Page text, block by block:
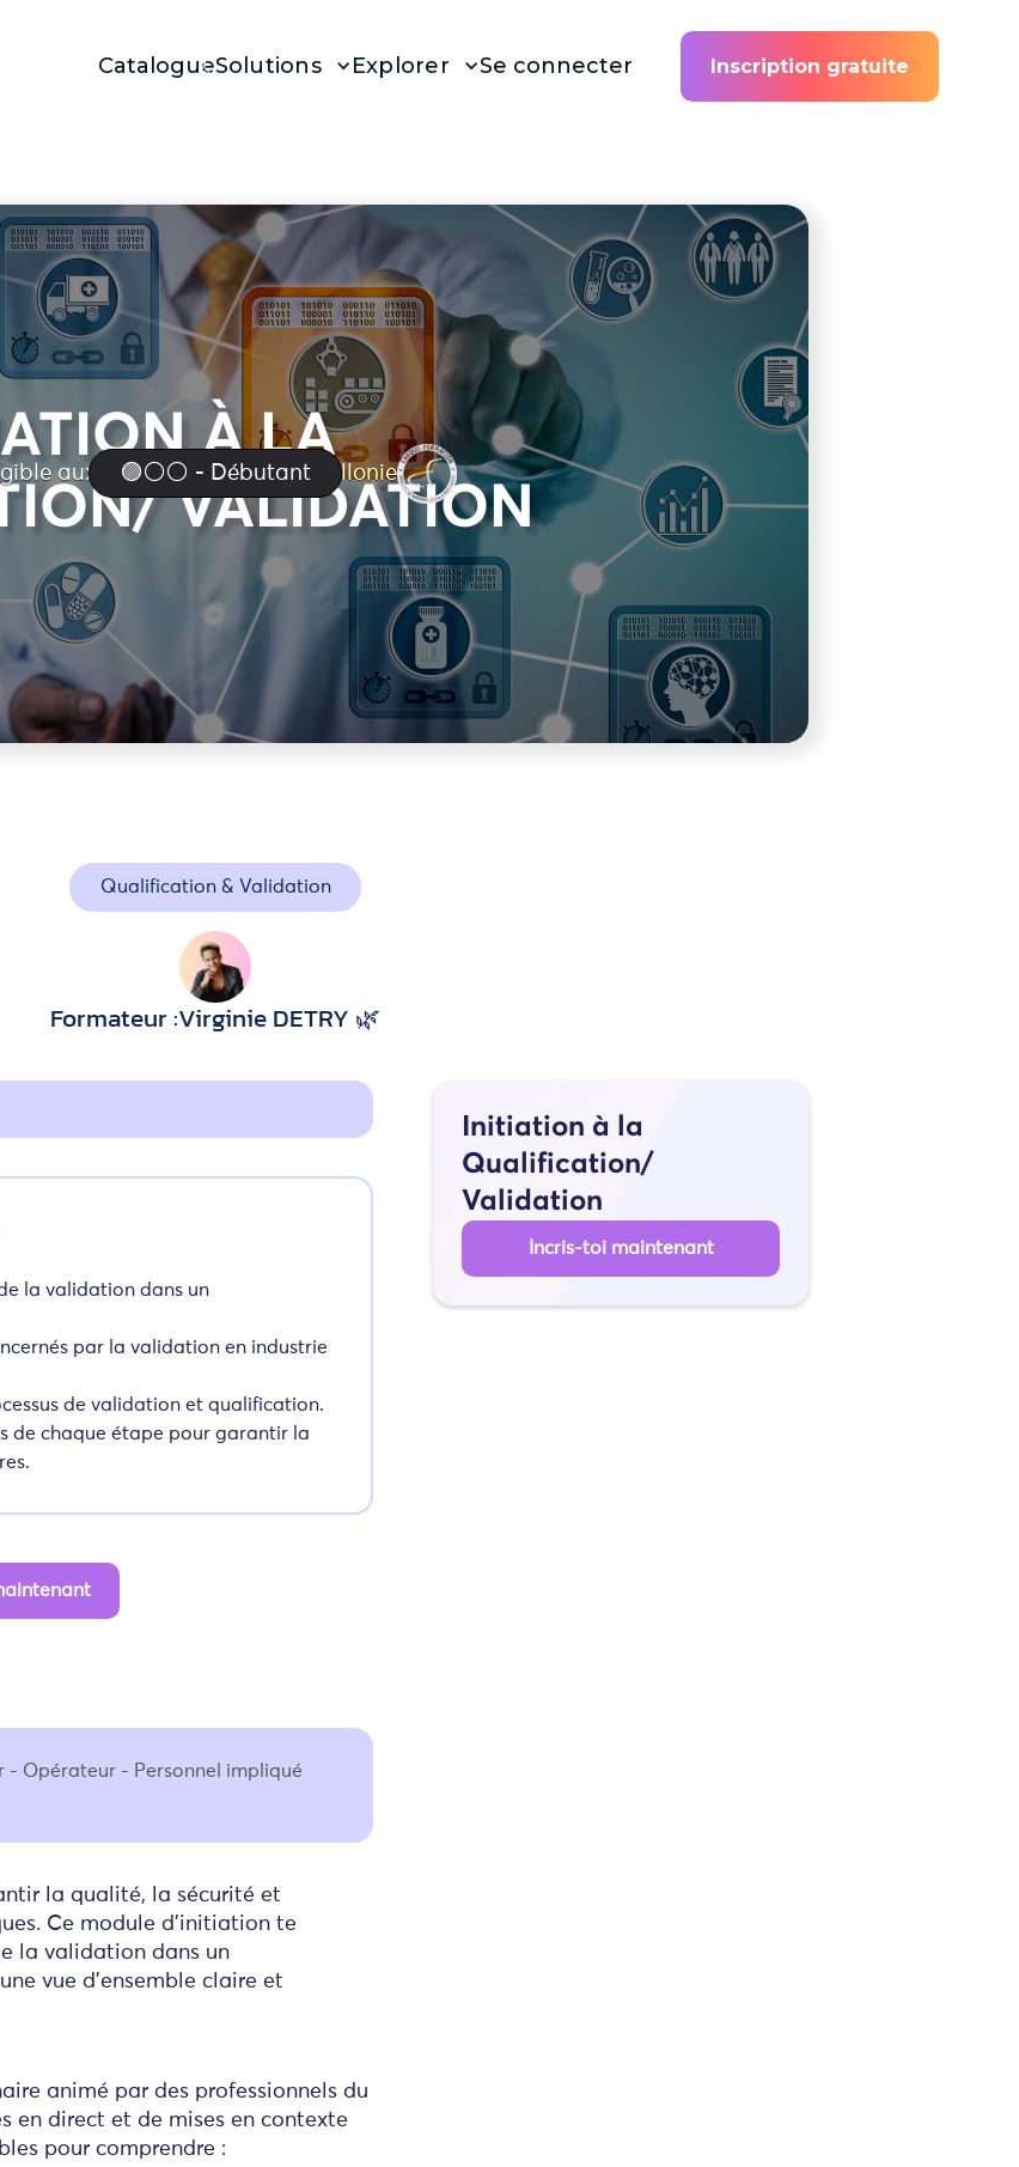
CatalogueSolutions Explorer Se connecter Inscription gratuite
À LA
VALIDATION
🟣⚪⚪ - Débutant
aux chèques formation Wallonie
Qualification & Validation
Formateur :Virginie DETRY 🌿
la validation dans un
par la validation en industrie
de validation et qualification.
de chaque étape pour garantir la
Opérateur - Personnel impliqué
la qualité, la sécurité et
Ce module d’initiation te
la validation dans un
vue d'ensemble claire et
animé par des professionnels du
en direct et de mises en contexte
pour comprendre :
Initiation à la
Qualification/
Validation
Incris-toi maintenant